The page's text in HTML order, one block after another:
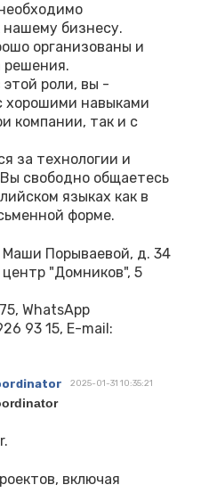
нашему бизнесу.
организованы и
решения.
этой роли, вы -
хорошими навыками
компании, так и с
за технологии и
свободно общаетесь
языках как в
форме.
Маши Порываевой, д. 34
"Домников", 5
WhatsApp
93 15, E-mail:
2025-01-31 10:35:21
включая